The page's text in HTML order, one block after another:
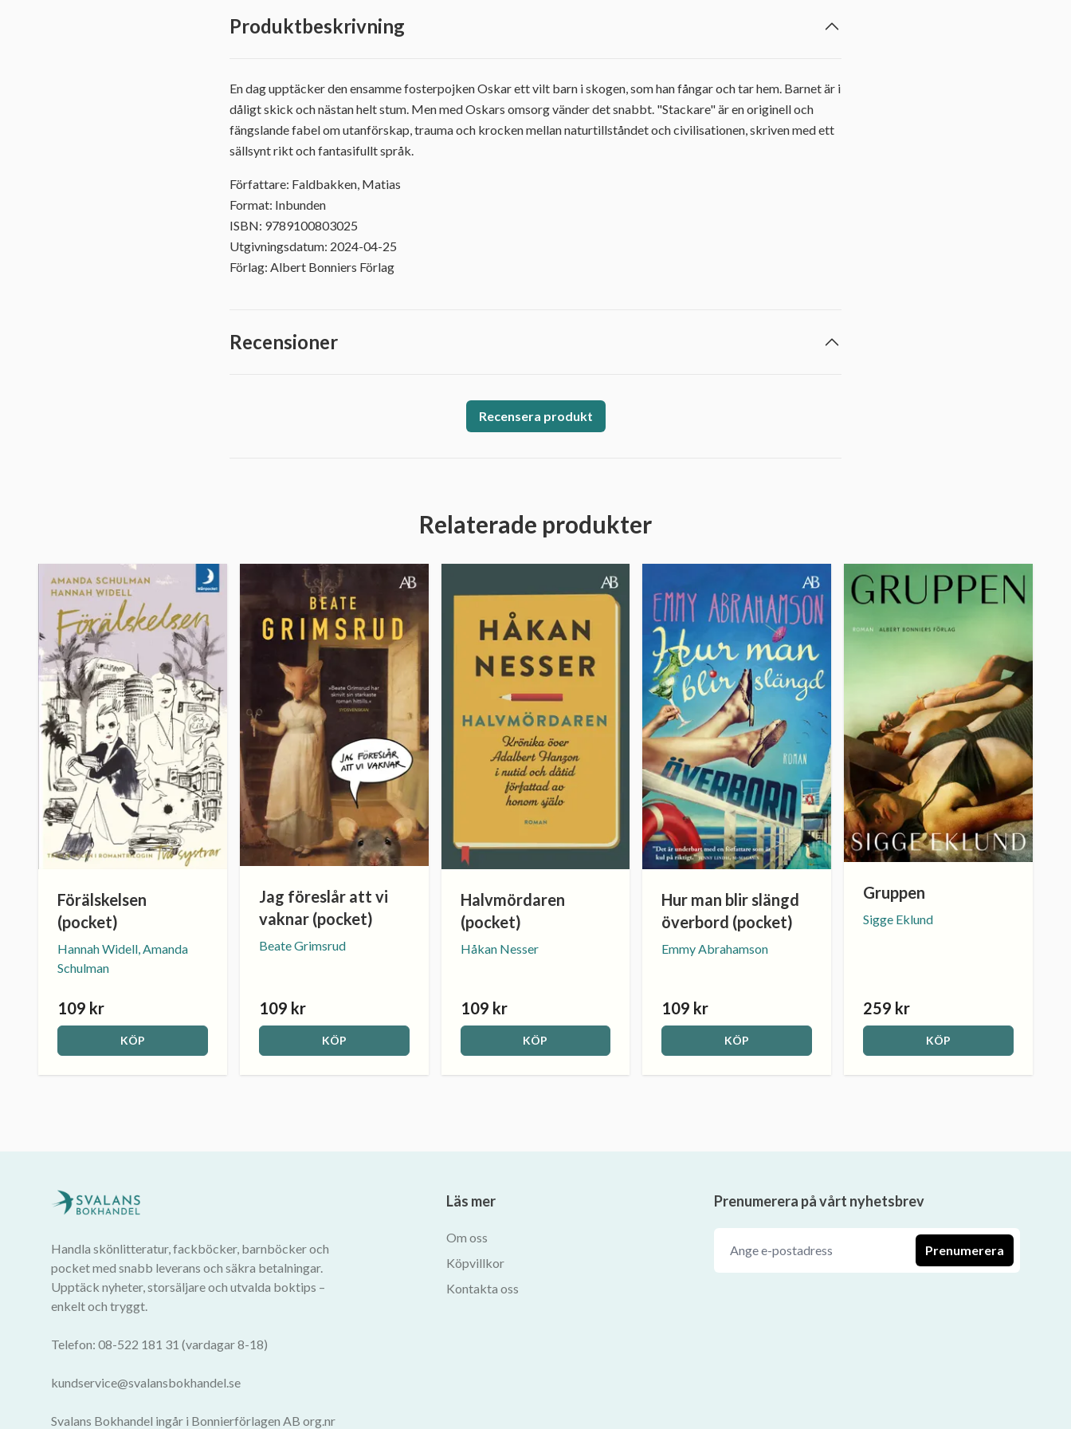
Produktbeskrivning
En dag upptäcker den ensamme fosterpojken Oskar ett vilt barn i skogen, som han fångar och tar hem. Barnet är i
dåligt skick och nästan helt stum. Men med Oskars omsorg vänder det snabbt. "Stackare" är en originell och
fängslande fabel om utanförskap, trauma och krocken mellan naturtillståndet och civilisationen, skriven med ett
sällsynt rikt och fantasifullt språk.
Författare: Faldbakken, Matias
Format: Inbunden
ISBN: 9789100803025
Utgivningsdatum: 2024-04-25
Förlag: Albert Bonniers Förlag
Recensioner
Recensera produkt
Relaterade produkter
Förälskelsen
(pocket)
Hannah Widell, Amanda
Schulman
109 kr
KÖP
Jag föreslår att vi
vaknar (pocket)
Beate Grimsrud
109 kr
KÖP
Halvmördaren
(pocket)
Håkan Nesser
109 kr
KÖP
Hur man blir slängd
överbord (pocket)
Emmy Abrahamson
109 kr
KÖP
Gruppen
Sigge Eklund
259 kr
KÖP
Handla skönlitteratur, fackböcker, barnböcker och
pocket med snabb leverans och säkra betalningar.
Upptäck nyheter, storsäljare och utvalda boktips –
enkelt och tryggt.
Telefon: 08-522 181 31 (vardagar 8-18)
kundservice@svalansbokhandel.se
Svalans Bokhandel ingår i Bonnierförlagen AB org.nr
Läs mer
Om oss
Köpvillkor
Kontakta oss
Prenumerera på vårt nyhetsbrev
Prenumerera